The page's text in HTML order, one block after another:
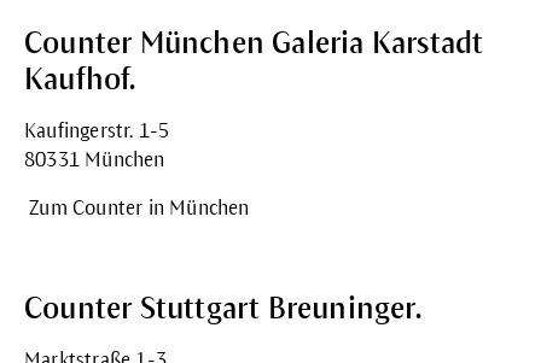
Counter München Galeria Karstadt
Kaufhof.
Kaufingerstr. 1-5
80331 München
Zum Counter in München
Counter Stuttgart Breuninger.